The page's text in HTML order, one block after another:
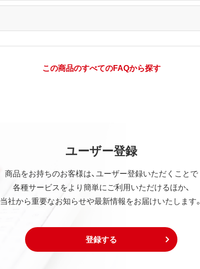
この商品のすべてのFAQから探す
ユーザー登録
商品をお持ちのお客様は、ユーザー登録いただくことで
各種サービスをより簡単にご利用いただけるほか、
当社から重要なお知らせや最新情報をお届けいたします。
登録する